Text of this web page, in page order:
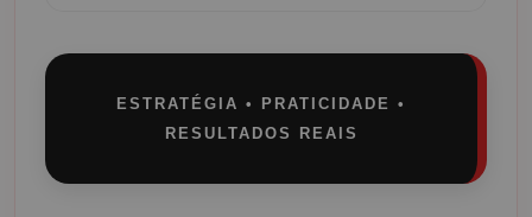
ESTRATÉGIA • PRATICIDADE •
RESULTADOS REAIS